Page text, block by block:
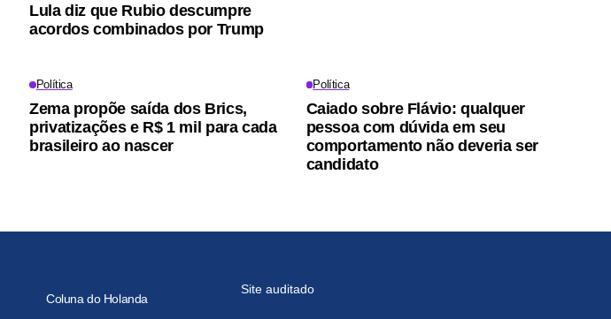
Lula diz que Rubio descumpre
acordos combinados por Trump
Política
Zema propõe saída dos Brics,
privatizações e R$ 1 mil para cada
brasileiro ao nascer
Política
Caiado sobre Flávio: qualquer
pessoa com dúvida em seu
comportamento não deveria ser
candidato
Coluna do Holanda
Site auditado